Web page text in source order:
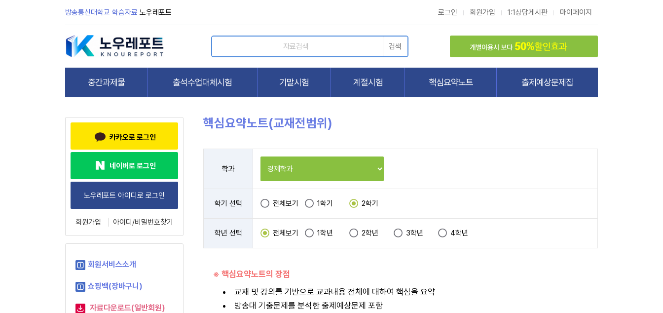
방송통신대학교 학습자료 노우레포트 로그인 회원가입 1:1상담게시판 마이페이지
카카오로 로그인
네이버로 로그인
회원가입 아이디/비밀번호찾기
회원서비스소개
쇼핑백(장바구니)
자료다운로드(일반회원)
핵심요약노트(교재전범위)
학과
학기 선택 전체보기 1학기 2학기
학년 선택 전체보기 1학년 2학년 3학년 4학년
※ 핵심요약노트의 장점
교재 및 강의를 기반으로 교과내용 전체에 대하여 핵심을 요약
방송대 기출문제를 분석한 출제예상문제 포함